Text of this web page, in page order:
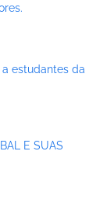
estudantes da
E SUAS